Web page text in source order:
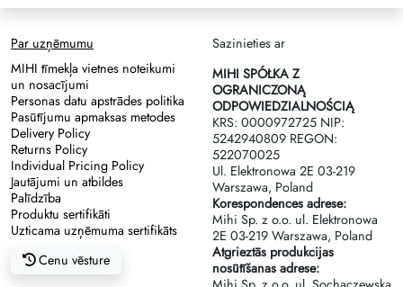
Par uzņēmumu
MIHI tīmekļa vietnes noteikumi
un nosacījumi
Personas datu apstrādes politika
Pasūtījumu apmaksas metodes
Delivery Policy
Returns Policy
Individual Pricing Policy
Jautājumi un atbildes
Palīdzība
Produktu sertifikāti
Uzticama uzņēmuma sertifikāts
Cenu vēsture
Sazinieties ar
MIHI SPÓŁKA Z
OGRANICZONĄ
ODPOWIEDZIALNOŚCIĄ
KRS: 0000972725 NIP:
5242940809 REGON:
522070025
Ul. Elektronowa 2Е 03-219
Warszawa, Poland
Korespondences adrese:
Mihi Sp. z o.o. ul. Elektronowa
2Е 03-219 Warszawa, Poland
Atgrieztās produkcijas
nosūtīšanas adrese: